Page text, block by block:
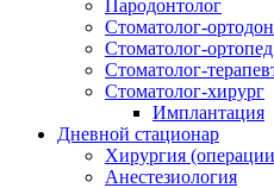
Пародонтолог
Стоматолог-
Стоматолог-ортопед
Стоматолог-
Стоматолог-хирург
Имплантация
Дневной стационар
Хирургия
Анестезиология